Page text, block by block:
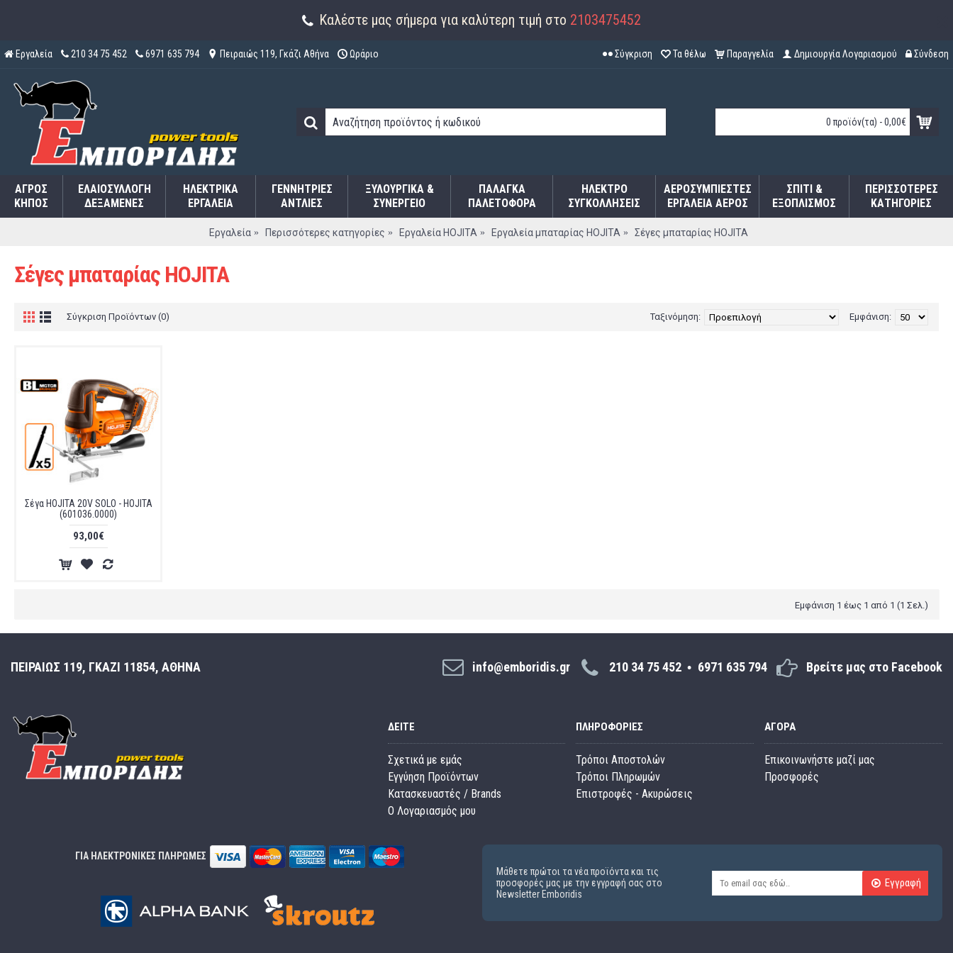
Καλέστε μας σήμερα για καλύτερη τιμή στο 2103475452
Εργαλεία 210 34 75 452 6971 635 794 Πειραιώς 119, Γκάζι Αθήνα Ωράριο Σύγκριση Τα θέλω Παραγγελία Δημιουργία Λογαριασμού Σύνδεση
0 προϊόν(τα) - 0,00€
ΑΓΡΌΣ
ΚΉΠΟΣ
ΕΛΑΙΟΣΥΛΛΟΓΉ
ΔΕΞΑΜΕΝΈΣ
ΗΛΕΚΤΡΙΚΆ
ΕΡΓΑΛΕΊΑ
ΓΕΝΝΉΤΡΙΕΣ
ΑΝΤΛΊΕΣ
ΞΥΛΟΥΡΓΙΚΑ &
ΣΥΝΕΡΓΕΙΟ
ΠΑΛΆΓΚΑ
ΠΑΛΕΤΟΦΌΡΑ
ΗΛΕΚΤΡΟ
ΣΥΓΚΟΛΛΉΣΕΙΣ
ΑΕΡΟΣΥΜΠΙΕΣΤΈΣ
ΕΡΓΑΛΕΊΑ ΑΈΡΟΣ
ΣΠΊΤΙ &
ΕΞΟΠΛΙΣΜΌΣ
ΠΕΡΙΣΣΌΤΕΡΕΣ
ΚΑΤΗΓΟΡΊΕΣ
Εργαλεία Περισσότερες κατηγορίες Εργαλεία HOJITA Εργαλεία μπαταρίας HOJITA Σέγες μπαταρίας HOJITA
Σέγες μπαταρίας HOJITA
Σύγκριση Προϊόντων (0) Εμφάνιση:
Ταξινόμηση:
Σέγα HOJITA 20V SOLO - HOJITA
(601036.0000)
93,00€
Εμφάνιση 1 έως 1 από 1 (1 Σελ.)
ΠΕΙΡΑΙΩΣ 119, ΓΚΑΖΙ 11854, ΑΘΗΝΑ info@emboridis.gr 210 34 75 452 6971 635 794 Βρείτε μας στο Facebook
ΔΕΊΤΕ
Σχετικά με εμάς
Εγγύηση Προϊόντων
Κατασκευαστές / Brands
O Λογαριασμός μου
ΠΛΗΡΟΦΟΡΊΕΣ
Τρόποι Αποστολών
Τρόποι Πληρωμών
Επιστροφές - Ακυρώσεις
ΑΓΟΡΆ
Επικοινωνήστε μαζί μας
Προσφορές
ΓΙΑ ΗΛΕΚΤΡΟΝΙΚΕΣ ΠΛΗΡΩΜΕΣ
Μάθετε πρώτοι τα νέα προϊόντα και τις
προσφορές μας με την εγγραφή σας στο
Newsletter Emboridis
Εγγραφή